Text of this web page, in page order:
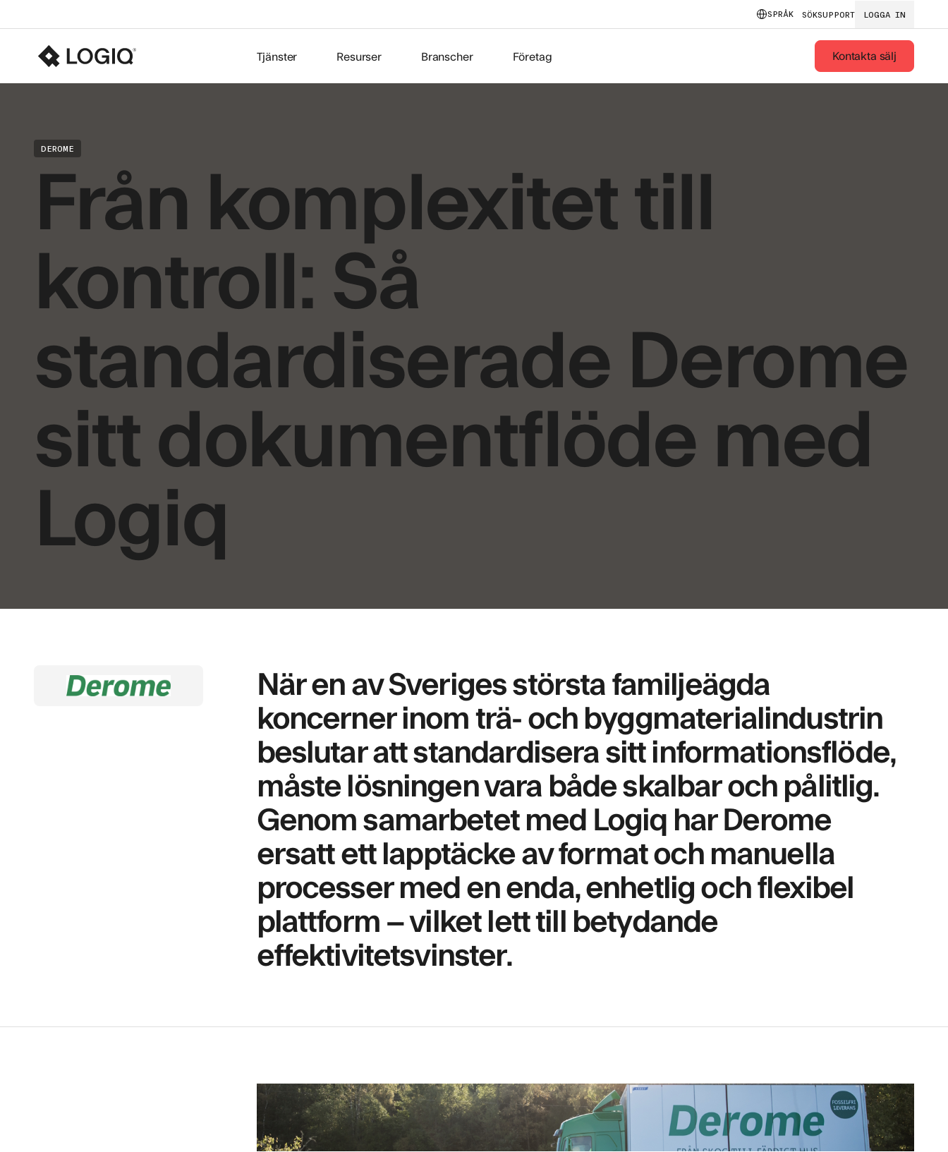
SPRÅK SÖKSUPPORT LOGGA IN
Tjänster Resurser Branscher Företag Kontakta sälj
DEROME
Från komplexitet till
kontroll: Så
standardiserade Derome
sitt dokumentflöde med
Logiq
När en av Sveriges största familjeägda
koncerner inom trä- och byggmaterialindustrin
beslutar att standardisera sitt informationsflöde,
måste lösningen vara både skalbar och pålitlig.
Genom samarbetet med Logiq har Derome
ersatt ett lapptäcke av format och manuella
processer med en enda, enhetlig och flexibel
plattform – vilket lett till betydande
effektivitetsvinster.